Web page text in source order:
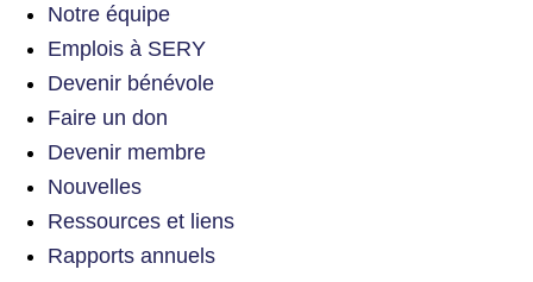
Notre équipe
Emplois à SERY
Devenir bénévole
Faire un don
Devenir membre
Nouvelles
Ressources et liens
Rapports annuels